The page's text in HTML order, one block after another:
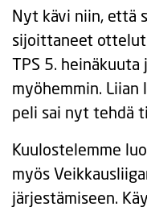
Nyt kävi niin, että
sijoittaneet ottelut
TPS 5. heinäkuuta
myöhemmin. Liian
peli sai nyt tehdä
Kuulostelemme
myös
järjestämiseen.